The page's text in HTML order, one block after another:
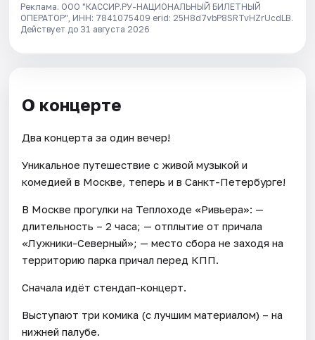
Реклама. ООО "КАССИР.РУ-НАЦИОНАЛЬНЫЙ БИЛЕТНЫЙ
ОПЕРАТОР", ИНН: 7841075409 erid: 25H8d7vbP8SRTvHZrUcdLB.
Действует до 31 августа 2026
О концерте
Два концерта за один вечер!
Уникальное путешествие с живой музыкой и
комедией в Москве, теперь и в Санкт-Петербурге!
В Москве прогулки на Теплоходе «Ривьера»: —
длительность – 2 часа; — отплытие от причала
«Лужники-Северный»; — место сбора не заходя на
территорию парка причал перед КПП.
Сначала идёт стендап-концерт.
Выступают три комика (с лучшим материалом) – на
нижней палубе.